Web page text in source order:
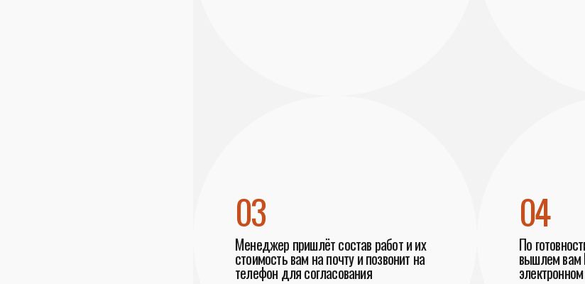
04
По
вышлем вам
03
Менеджер пришлёт состав работ и их
стоимость вам на почту и позвонит на
телефон для согласования